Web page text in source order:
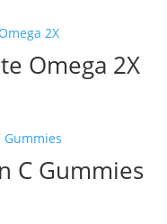
Omega 2X
C Gummies